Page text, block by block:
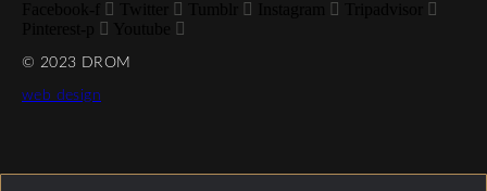
© 2023 DROM
web design